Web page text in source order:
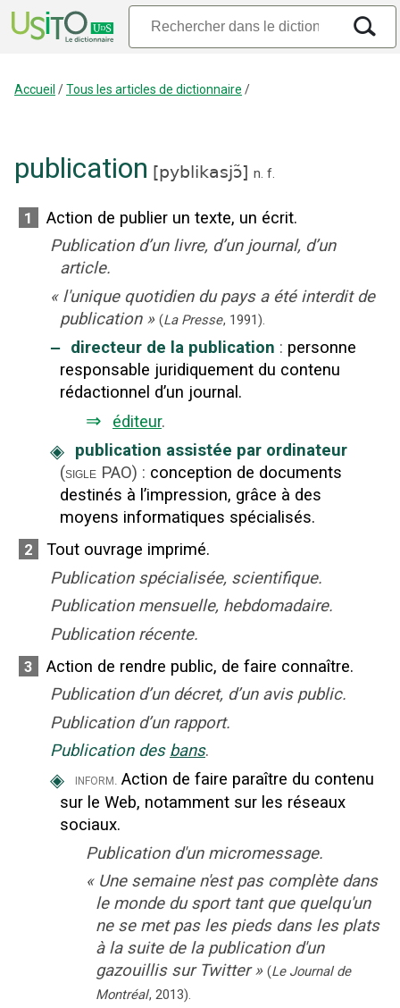
Accueil /Tous les articles de dictionnaire /
publication [pyblikasjɔ̃] n. f.
1
Action de publier un texte, un écrit.
Publication d’un livre, d’un journal, d’un
article.
« l'unique quotidien du pays a été interdit de
publication » (La Presse, 1991).
‒ directeur de la publication : personne
responsable juridiquement du contenu
rédactionnel d’un journal.
⇒ éditeur.
◈ publication assistée par ordinateur
(sigle PAO) : conception de documents
destinés à l’impression, grâce à des
moyens informatiques spécialisés.
2
Tout ouvrage imprimé.
Publication spécialisée, scientifique.
Publication mensuelle, hebdomadaire.
Publication récente.
3
Action de rendre public, de faire connaître.
Publication d’un décret, d’un avis public.
Publication d’un rapport.
Publication des bans.
◈ inform. Action de faire paraître du contenu
sur le Web, notamment sur les réseaux
sociaux.
Publication d'un micromessage.
« Une semaine n'est pas complète dans
le monde du sport tant que quelqu'un
ne se met pas les pieds dans les plats
à la suite de la publication d'un
gazouillis sur Twitter » (Le Journal de
Montréal, 2013).